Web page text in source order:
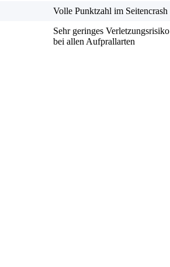
Volle Punktzahl im Seitencrash
Sehr geringes Verletzungsrisiko
bei allen Aufprallarten